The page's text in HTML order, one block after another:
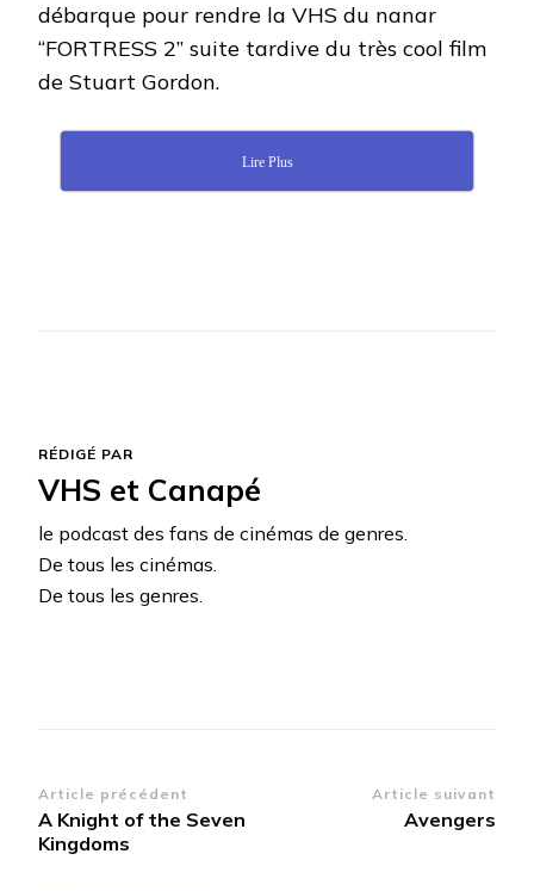
débarque pour rendre la VHS du nanar
“FORTRESS 2” suite tardive du très cool film
de Stuart Gordon.
Lire Plus
RÉDIGÉ PAR
VHS et Canapé
le podcast des fans de cinémas de genres.
De tous les cinémas.
De tous les genres.
Navigation
d’article
Article précédent
A Knight of the Seven
Kingdoms
Article suivant
Avengers